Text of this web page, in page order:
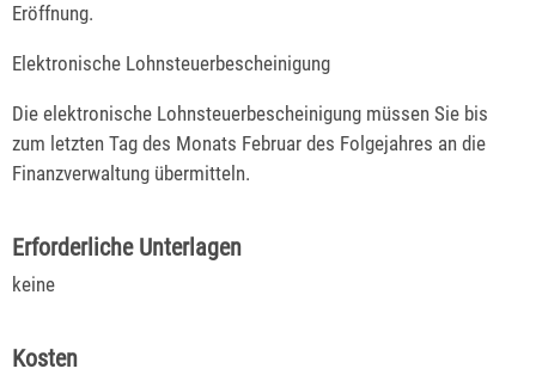
Eröffnung.
Elektronische Lohnsteuerbescheinigung
Die elektronische Lohnsteuerbescheinigung müssen Sie bis
zum letzten Tag des Monats Februar des Folgejahres an die
Finanzverwaltung übermitteln.
Erforderliche Unterlagen
keine
Kosten